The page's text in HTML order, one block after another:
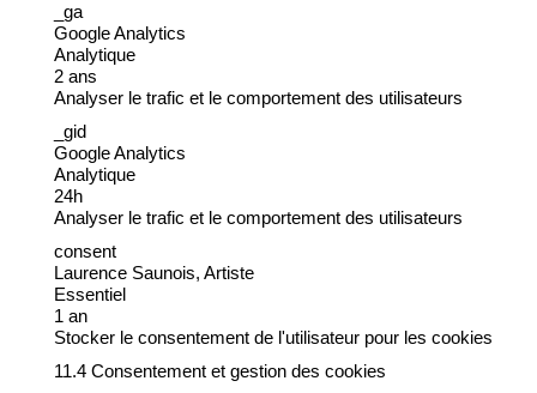
_ga
Google Analytics
Analytique
2 ans
Analyser le trafic et le comportement des utilisateurs
_gid
Google Analytics
Analytique
24h
Analyser le trafic et le comportement des utilisateurs
consent
Laurence Saunois, Artiste
Essentiel
1 an
Stocker le consentement de l'utilisateur pour les cookies
11.4 Consentement et gestion des cookies